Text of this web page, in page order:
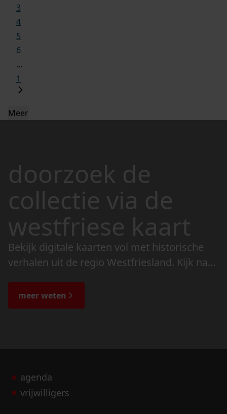
3
4
5
6
...
1
Meer
doorzoek de
collectie via de
westfriese kaart
Bekijk digitale kaarten vol met historische
verhalen uit de regio Westfriesland. Kijk naar
de bijzondere verhalen.
meer weten
agenda
vrijwilligers